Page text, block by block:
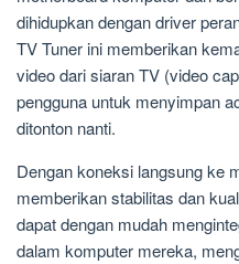
dihidupkan dengan driver
TV Tuner ini memberikan
video dari siaran TV (video
pengguna untuk menyimpan
ditonton nanti.
Dengan koneksi langsung ke
memberikan stabilitas dan
dapat dengan mudah
dalam komputer mereka,